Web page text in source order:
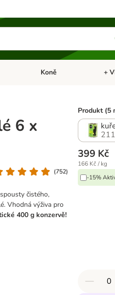
Otevřít menu: Akvaristika
Koně +
6 x
(752)
čistého,
Vhodná výživa pro
400 g konzervě!
Produkt (5
399 Kč
166 Kč / kg
-15%